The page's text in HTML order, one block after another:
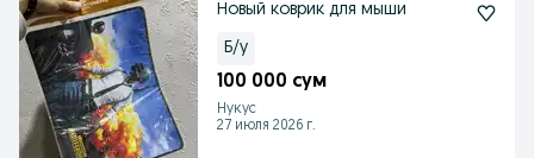
Новый коврик для мыши
Б/у
100 000 сум
Нукус
27 июля 2026 г.